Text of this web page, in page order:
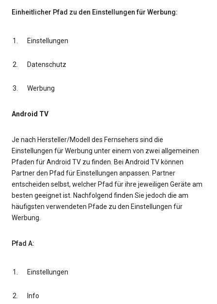
Einheitlicher Pfad zu den Einstellungen für Werbung:
Einstellungen
Datenschutz
Werbung
Android TV
Je nach Hersteller/Modell des Fernsehers sind die
Einstellungen für Werbung unter einem von zwei allgemeinen
Pfaden für Android TV zu finden. Bei Android TV können
Partner den Pfad für Einstellungen anpassen. Partner
entscheiden selbst, welcher Pfad für ihre jeweiligen Geräte am
besten geeignet ist. Nachfolgend finden Sie jedoch die am
häufigsten verwendeten Pfade zu den Einstellungen für
Werbung.
Pfad A:
Einstellungen
Info